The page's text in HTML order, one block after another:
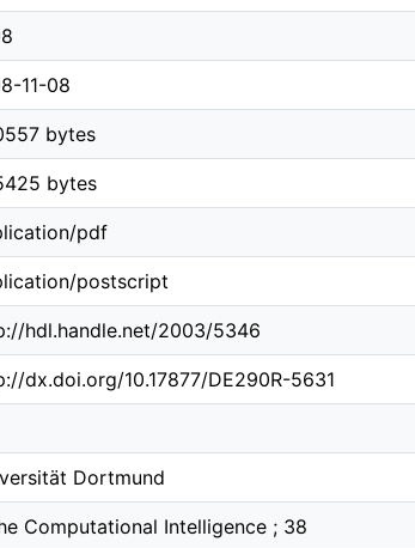
11-08
bytes
bytes
pdf
postscript
hdl.handle.net/2003/5346
dx.doi.org/10.17877/DE290R-5631
Dortmund
Computational Intelligence ; 38